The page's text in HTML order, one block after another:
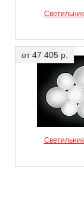
от 47 405 р.